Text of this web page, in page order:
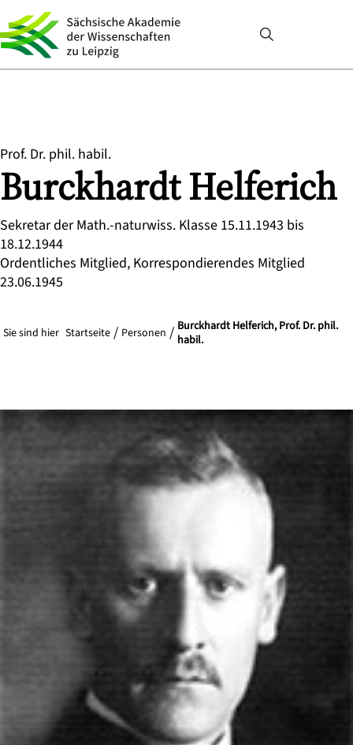
Prof. Dr. phil. habil.
BurckhardtHelferich
Sekretar der Math.-naturwiss. Klasse 15.11.1943 bis
18.12.1944
Ordentliches Mitglied, Korrespondierendes Mitglied
23.06.1945
Sie sind hier Startseite Personen
Burckhardt Helferich, Prof. Dr. phil.
habil.